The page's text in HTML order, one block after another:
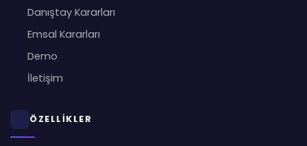
Danıştay Kararları
Emsal Kararları
Demo
İletişim
ÖZELLİKLER